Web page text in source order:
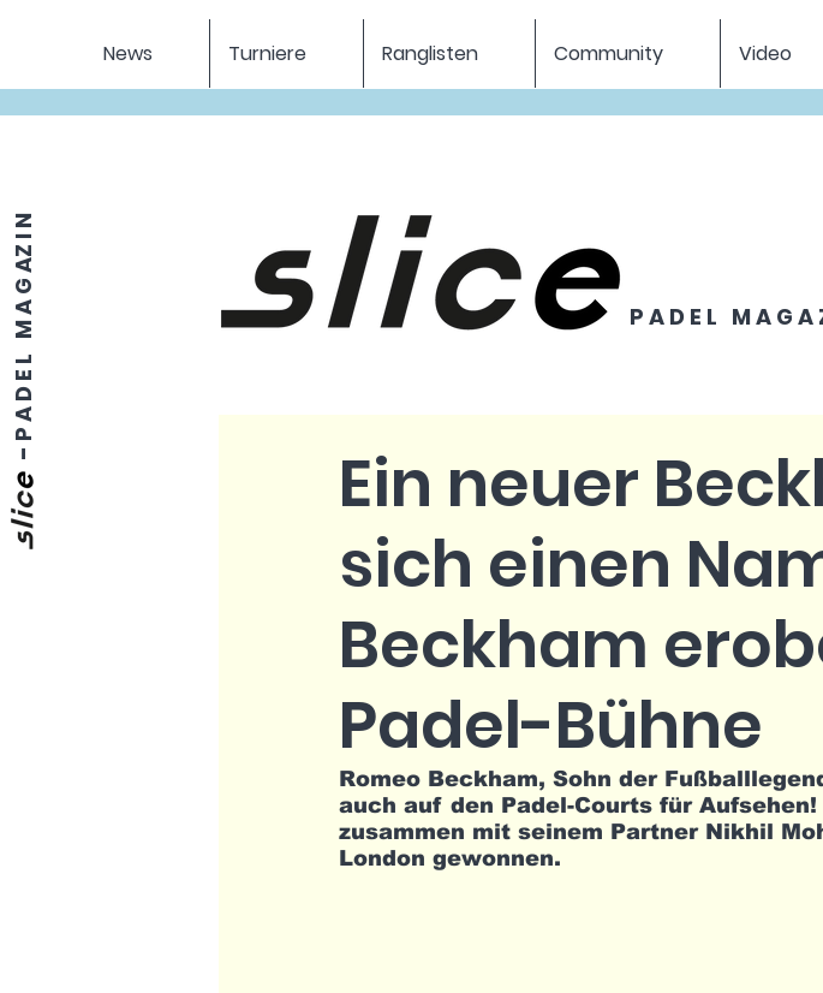
-
P A D E L M A G AZ I N
News Turniere Ranglisten Community Video
P A D E L M A G A
Ein neuer
sich einen
Beckham
Padel-Bühne
Romeo Beckham, Sohn der
auch auf den Padel-Courts für
zusammen mit seinem Partner Nikhil
London gewonnen.